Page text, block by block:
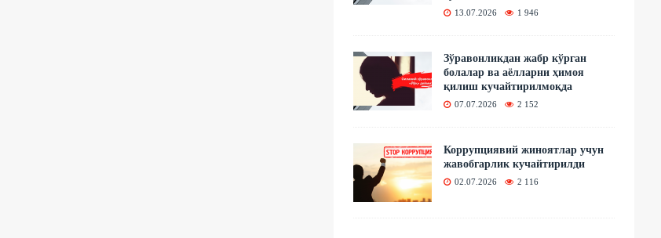
13.07.2026 1 946
Зўравонликдан жабр кўрган
болалар ва аёлларни ҳимоя
қилиш кучайтирилмоқда
07.07.2026 2 152
Коррупциявий жиноятлар учун
жавобгарлик кучайтирилди
02.07.2026 2 116